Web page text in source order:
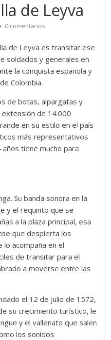
de Leyva
0 comentarios
de Leyva es transitar ese
soldados y generales en
la conquista española y
Colombia.
de botas, alpargatas y
extensión de 14.000
en su estilo en el país
más representativos
tiene mucho para
Su banda sonora en la
y el requinto que se
a la plaza principal, esa
que despierta los
acompaña en el
de transitar para el
a moverse entre las
el 12 de julio de 1572,
su crecimiento turístico, le
y el vallenato que salen
los sonidos